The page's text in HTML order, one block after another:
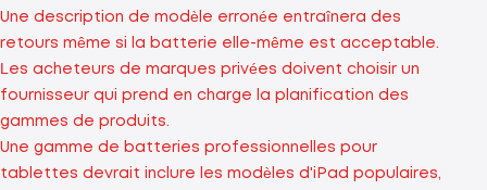
Une description de modèle erronée entraînera des
retours même si la batterie elle-même est acceptable.
Les acheteurs de marques privées doivent choisir un
fournisseur qui prend en charge la planification des
gammes de produits.
Une gamme de batteries professionnelles pour
tablettes devrait inclure les modèles d'iPad populaires,